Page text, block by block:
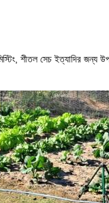
শীতল সেচ ইত্যাদির জন্য